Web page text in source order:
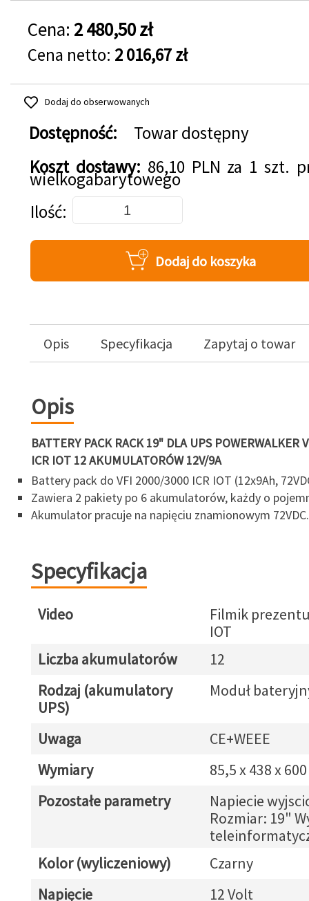
Cena: 2 480,50 zł
Cena netto: 2 016,67 zł
Dodaj do obserwowanych
Dostępność:
Towar dostępny
Koszt dostawy: 86,10 PLN za 1 szt.
wielkogabarytowego
Dodaj do koszyka
Ilość
Dodaj do koszyka
Opis Specyfikacja Zapytaj o towar
Opis
BATTERY PACK RACK 19" DLA UPS POWERWALKER
ICR IOT 12 AKUMULATORÓW 12V/9A
Battery pack do VFI 2000/3000 ICR IOT (12x9Ah,
Zawiera 2 pakiety po 6 akumulatorów, każdy o
Akumulator pracuje na napięciu znamionowym 72VDC.
Specyfikacja
Video
Filmik
IOT
Liczba akumulatorów
12
Rodzaj (akumulatory
UPS)
Moduł
Uwaga
CE+WEEE
Wymiary
85,5 x 438 x
Pozostałe parametry
Napiecie
Rozmiar: 19"
Kolor (wyliczeniowy)
Czarny
Napięcie
12 Volt